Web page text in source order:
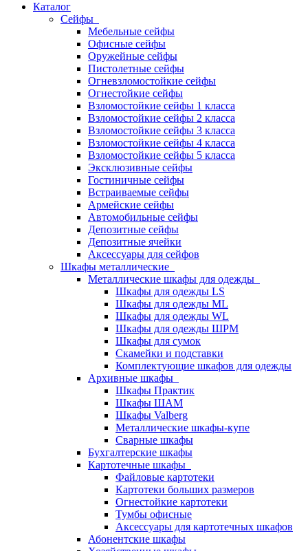
Каталог
Сейфы
Мебельные сейфы
Офисные сейфы
Оружейные сейфы
Пистолетные сейфы
Огневзломостойкие сейфы
Огнестойкие сейфы
Взломостойкие сейфы 1 класса
Взломостойкие сейфы 2 класса
Взломостойкие сейфы 3 класса
Взломостойкие сейфы 4 класса
Взломостойкие сейфы 5 класса
Эксклюзивные сейфы
Гостиничные сейфы
Встраиваемые сейфы
Армейские сейфы
Автомобильные сейфы
Депозитные сейфы
Депозитные ячейки
Аксессуары для сейфов
Шкафы металлические
Металлические шкафы для одежды
Шкафы для одежды LS
Шкафы для одежды ML
Шкафы для одежды WL
Шкафы для одежды ШРМ
Шкафы для сумок
Скамейки и подставки
Комплектующие шкафов для одежды
Архивные шкафы
Шкафы Практик
Шкафы ШАМ
Шкафы Valberg
Металлические шкафы-купе
Сварные шкафы
Бухгалтерские шкафы
Картотечные шкафы
Файловые картотеки
Картотеки больших размеров
Огнестойкие картотеки
Тумбы офисные
Аксессуары для картотечных шкафов
Абонентские шкафы